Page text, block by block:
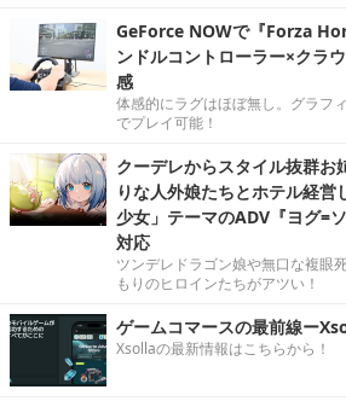
GeForce NOWで『Forza
ンドルコントローラー×クラ
感
体感的にラグはほぼ無し。グラフ
でプレイ可能！
クーデレからスタイル抜群お
りな人外娘たちとホテル経
少女」テーマのADV『ヨグ=
対応
ツンデレドラゴン娘や無口な複眼
もりのヒロインたちがアツい！
ゲームコマースの最前線ー
Xsollaの最新情報はこちらから！